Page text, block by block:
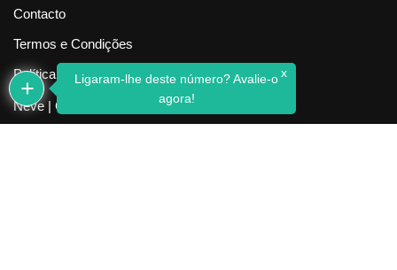
Contacto
Termos e Condições
Política de Privacidade
Neve| Criado com WordPress
Ligaram-lhe deste número? Avalie-o
agora!
x